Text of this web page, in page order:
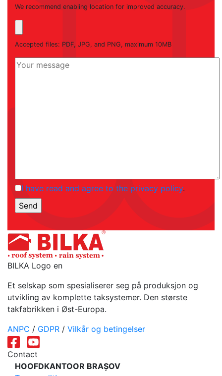
We recommend enabling location for improved accuracy.
Accepted files: PDF, JPG, and PNG, maximum 10MB
I have read and agree to the privacy policy.
BILKA Logo en
Et selskap som spesialiserer seg på produksjon og
utvikling av komplette taksystemer. Den største
takfabrikken i Øst-Europa.
ANPC / GDPR / Vilkår og betingelser
Contact
HOOFDKANTOOR BRAȘOV